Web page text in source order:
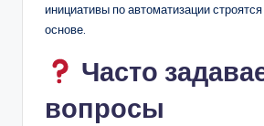
инициативы по автоматизации
основе.
Часто
вопросы